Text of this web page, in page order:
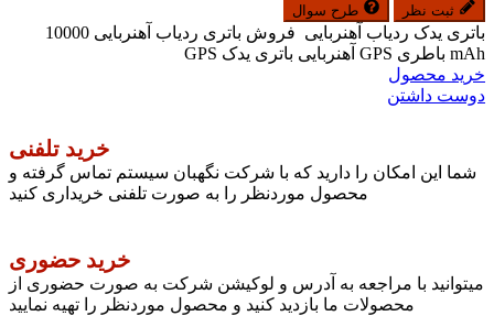
ثبت نظر طرح سوال
باتری یدک ردیاب آهنربایی فروش باتری ردیاب آهنربایی 10000
mAh باطری GPS آهنربایی باتری یدک GPS
خرید محصول
دوست داشتن
خرید تلفنی
شما این امکان را دارید که با شرکت نگهبان سیستم تماس گرفته و
محصول موردنظر را به صورت تلفنی خریداری کنید
خرید حضوری
میتوانید با مراجعه به آدرس و لوکیشن شرکت به صورت حضوری از
محصولات ما بازدید کنید و محصول موردنظر را تهیه نمایید